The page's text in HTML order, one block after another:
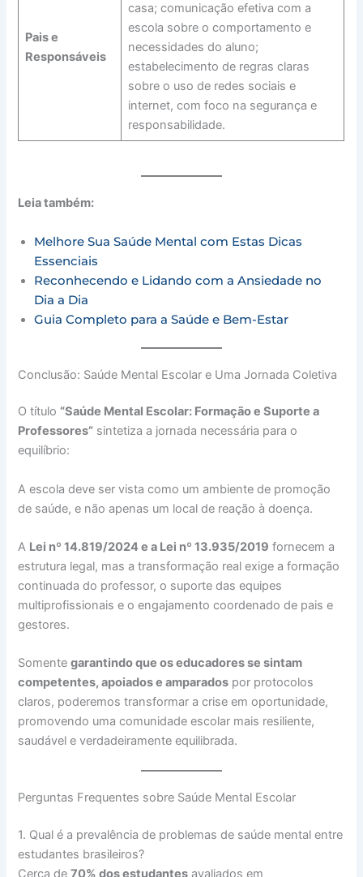
Pais e
Responsáveis
casa; comunicação efetiva com a
escola sobre o comportamento e
necessidades do aluno;
estabelecimento de regras claras
sobre o uso de redes sociais e
internet, com foco na segurança e
responsabilidade.
Leia também:
Melhore Sua Saúde Mental com Estas Dicas
Essenciais
Reconhecendo e Lidando com a Ansiedade no
Dia a Dia
Guia Completo para a Saúde e Bem-Estar
Conclusão: Saúde Mental Escolar e Uma Jornada Coletiva
O título “Saúde Mental Escolar: Formação e Suporte a
Professores” sintetiza a jornada necessária para o
equilíbrio:
A escola deve ser vista como um ambiente de promoção
de saúde, e não apenas um local de reação à doença.
A Lei nº 14.819/2024 e a Lei nº 13.935/2019 fornecem a
estrutura legal, mas a transformação real exige a formação
continuada do professor, o suporte das equipes
multiprofissionais e o engajamento coordenado de pais e
gestores.
Somentegarantindo que os educadores se sintam
competentes, apoiados e amparados por protocolos
claros, poderemos transformar a crise em oportunidade,
promovendo uma comunidade escolar mais resiliente,
saudável e verdadeiramente equilibrada.
Perguntas Frequentes sobre Saúde Mental Escolar
1. Qual é a prevalência de problemas de saúde mental entre
estudantes brasileiros?
Cerca de70% dos estudantes avaliados em